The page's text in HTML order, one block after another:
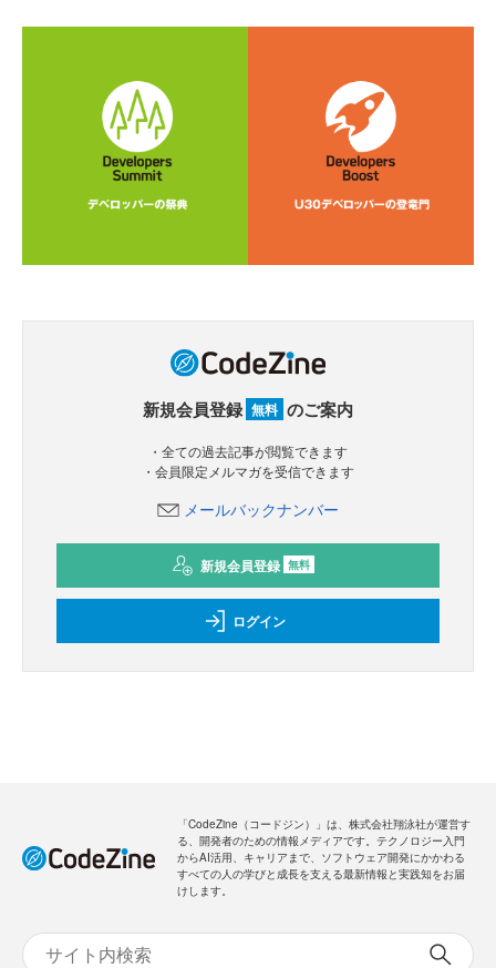
新規会員登録 無料 のご案内
・全ての過去記事が閲覧できます
・会員限定メルマガを受信できます
メールバックナンバー
新規会員登録 無料
ログイン
「CodeZine（コードジン）」は、株式会社翔泳社が運営す
る、開発者のための情報メディアです。テクノロジー入門
からAI活用、キャリアまで、ソフトウェア開発にかかわる
すべての人の学びと成長を支える最新情報と実践知をお届
けします。